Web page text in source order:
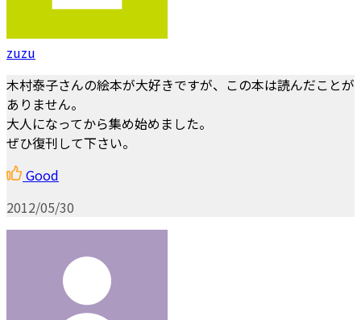
zuzu
木村泰子さんの絵本が大好きですが、この本は読んだことが
ありません。
大人になってから集め始めました。
ぜひ復刊して下さい。
Good
2012/05/30